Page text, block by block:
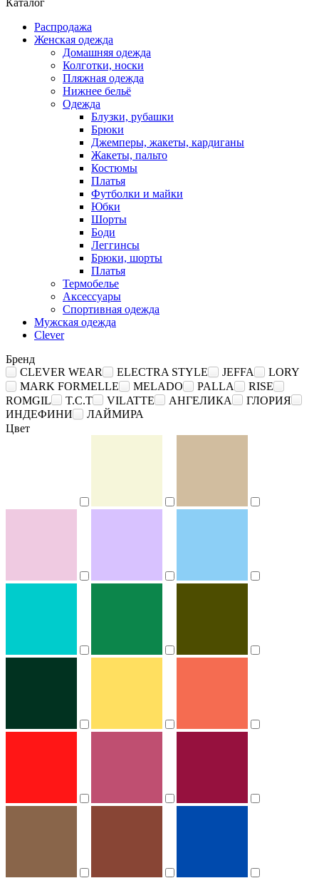
Каталог
Распродажа
Женская одежда
Домашняя одежда
Колготки, носки
Пляжная одежда
Нижнее бельё
Одежда
Блузки, рубашки
Брюки
Джемперы, жакеты, кардиганы
Жакеты, пальто
Костюмы
Платья
Футболки и майки
Юбки
Шорты
Боди
Леггинсы
Брюки, шорты
Платья
Термобелье
Аксессуары
Спортивная одежда
Мужская одежда
Clever
Бренд
CLEVER WEAR
ELECTRA STYLE JEFFA
LORY
MARK FORMELLE
MELADO PALLA
RISE
ROMGIL
T.C.T VILATTE АНГЕЛИКА
ГЛОРИЯ
ИНДЕФИНИ
ЛАЙМИРА
Цвет